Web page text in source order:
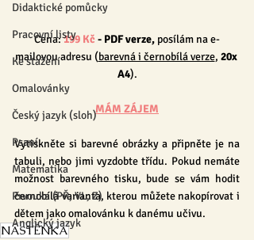
Didaktické pomůcky
Pracovní listy
Ke stažení
Omalovánky
Český jazyk (sloh)
Psaní
Matematika
Prvouka (PŘ, VL, Z)
Anglický jazyk
Cena: 199 Kč - PDF verze, posílám na e-
mailovou adresu (barevná i černobílá verze, 20x
A4).
MÁM ZÁJEM
Vytiskněte si barevné obrázky a připněte je na
tabuli, nebo jimi vyzdobte třídu. Pokud nemáte
možnost barevného tisku, bude se vám hodit
černobílá varianta, kterou můžete nakopírovat i
dětem jako omalovánku k danému učivu.
NÁSTĚNKA